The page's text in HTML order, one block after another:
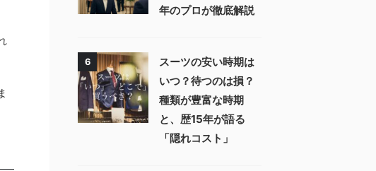
年のプロが徹底解説
6
スーツの安い時期は
いつ？待つのは損？
種類が豊富な時期
と、歴15年が語る
「隠れコスト」